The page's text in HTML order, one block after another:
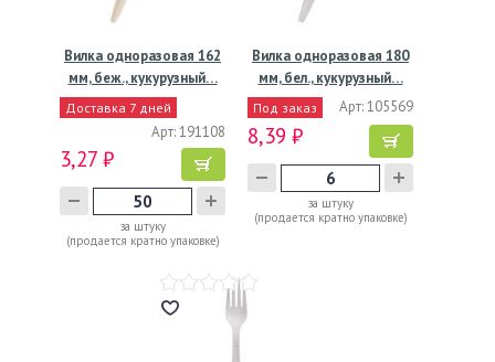
Вилка одноразовая 162
мм, беж., кукурузный…
Доставка 7 дней
Арт: 191108
3,27 ₽
за штуку
(продается кратно упаковке)
Вилка одноразовая 180
мм, бел., кукурузный…
Под заказ Арт: 105569
8,39 ₽
за штуку
(продается кратно упаковке)